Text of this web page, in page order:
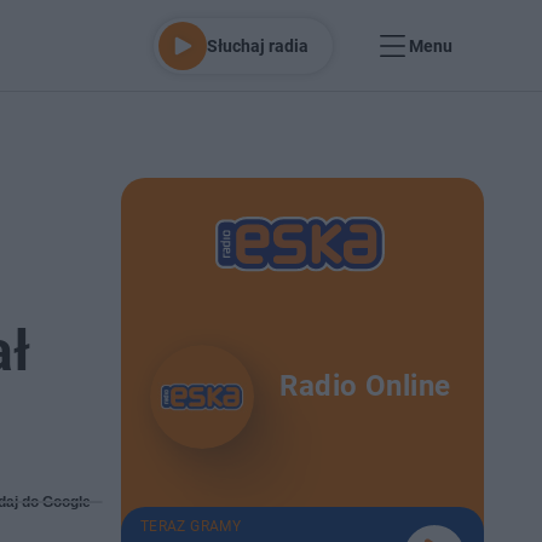
Słuchaj radia Menu
do Google
Radio Online
TERAZ GRAMY